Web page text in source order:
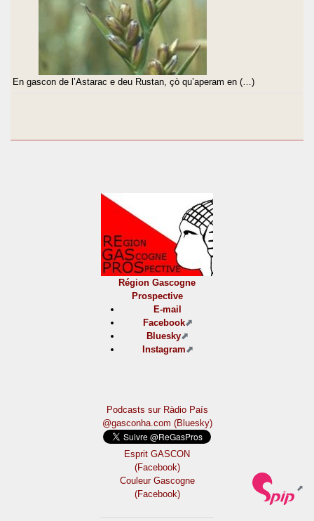
En gascon de l’Astarac e deu Rustan, çò qu’aperam en (…)
Région Gascogne
Prospective
E-mail
Facebook
Bluesky
Instagram
Podcasts sur Ràdio País
@gasconha.com (Bluesky)
Esprit GASCON
(Facebook)
Couleur Gascogne
(Facebook)